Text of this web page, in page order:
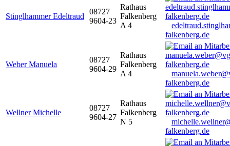
Stinglhammer Edeltraud
08727
9604-23
Rathaus
Falkenberg
A 4
falkenberg.de
Weber Manuela
08727
9604-29
Rathaus
Falkenberg
A 4
falkenberg.de
Wellner Michelle
08727
9604-27
Rathaus
Falkenberg
N 5
falkenberg.de